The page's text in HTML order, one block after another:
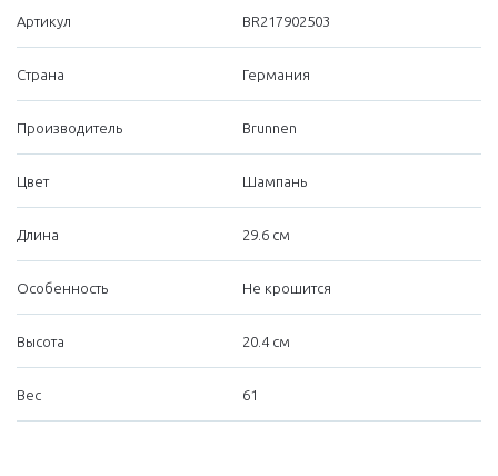
Артикул BR217902503
Страна Германия
Производитель Brunnen
Цвет Шампань
Длина 29.6 см
Особенность Не крошится
Высота 20.4 см
Вес 61